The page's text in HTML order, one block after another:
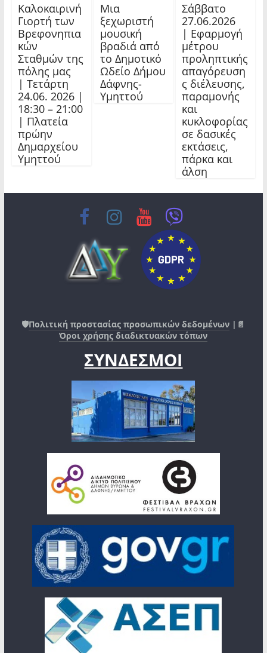
Καλοκαιρινή
Γιορτή των
Βρεφονηπια
κών
Σταθμών της
πόλης μας
| Τετάρτη
24.06. 2026 |
18:30 – 21:00
| Πλατεία
πρώην
Δημαρχείου
Υμηττού
Μια
ξεχωριστή
μουσική
βραδιά από
το Δημοτικό
Ωδείο Δήμου
Δάφνης-
Υμηττού
Σάββατο
27.06.2026
| Εφαρμογή
μέτρου
προληπτικής
απαγόρευση
ς διέλευσης,
παραμονής
και
κυκλοφορίας
σε δασικές
εκτάσεις,
πάρκα και
άλση
🛡️Πολιτική προστασίας προσωπικών δεδομένων |📄
Όροι χρήσης διαδικτυακών τόπων
ΣΥΝΔΕΣΜΟΙ